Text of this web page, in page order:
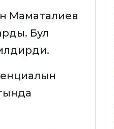
Маматалиев
Бул